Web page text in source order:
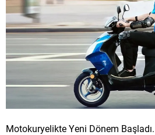
Motokuryelikte Yeni Dönem Başladı.